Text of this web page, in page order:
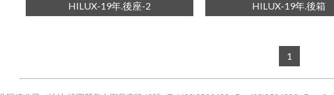
HILUX-19年.後座-2 HILUX-19年.後箱
1